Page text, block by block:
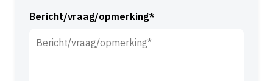
Bericht/vraag/opmerking*